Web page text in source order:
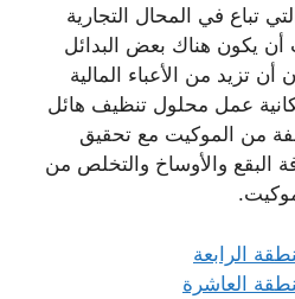
تباع في المحال التجارية
أن يكون هناك بعض البدائل
تزيد من الأعباء المالية
عمل محلول تنظيف هائل
من الموكيت مع تحقيق
البقع والأوساخ والتخلص من
الرابعة
العاشرة